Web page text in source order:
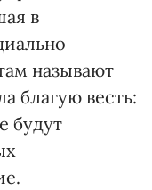
в
называют
благую весть:
будут